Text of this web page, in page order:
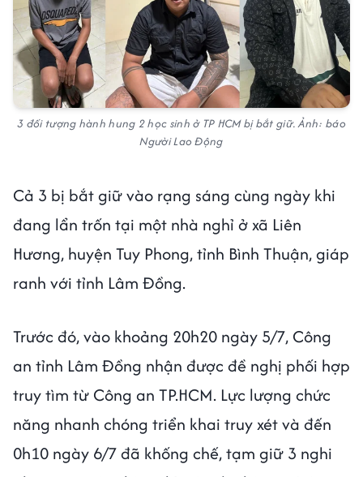
3 đối tượng hành hung 2 học sinh ở TP HCM bị bắt giữ. Ảnh: báo
Người Lao Động
Cả 3 bị bắt giữ vào rạng sáng cùng ngày khi
đang lẩn trốn tại một nhà nghỉ ở xã Liên
Hương, huyện Tuy Phong, tỉnh Bình Thuận, giáp
ranh với tỉnh Lâm Đồng.
Trước đó, vào khoảng 20h20 ngày 5/7, Công
an tỉnh Lâm Đồng nhận được đề nghị phối hợp
truy tìm từ Công an TP.HCM. Lực lượng chức
năng nhanh chóng triển khai truy xét và đến
0h10 ngày 6/7 đã khống chế, tạm giữ 3 nghi